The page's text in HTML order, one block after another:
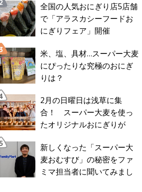
全国の人気おにぎり店5店舗
で「アラスカシーフードお
にぎりフェア」開催
米、塩、具材…スーパー大麦
にぴったりな究極のおにぎ
りは？
2月の日曜日は浅草に集
合！ スーパー大麦を使っ
たオリジナルおにぎりが
間限定で登場！
新しくなった「スーパー大
麦おむすび」の秘密をファ
ミマ担当者に聞いてみまし